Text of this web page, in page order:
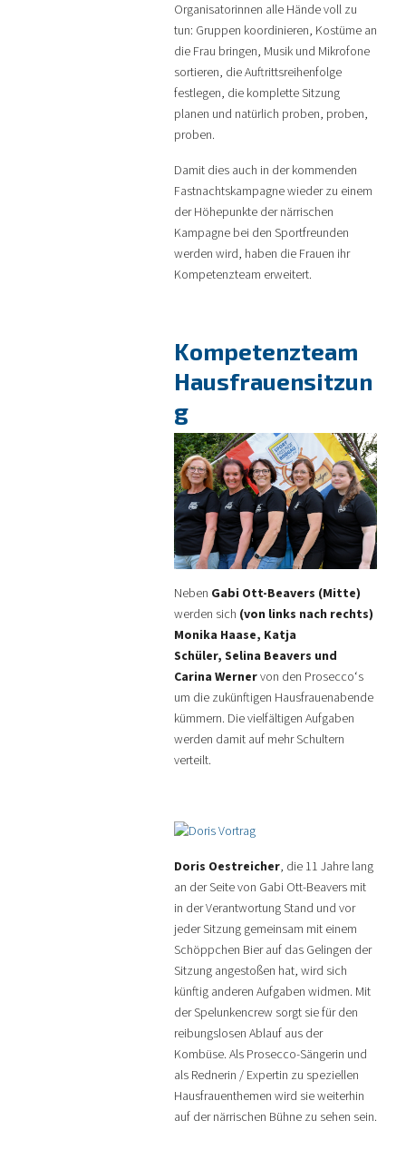
Organisatorinnen alle Hände voll zu
tun: Gruppen koordinieren, Kostüme an
die Frau bringen, Musik und Mikrofone
sortieren, die Auftrittsreihenfolge
festlegen, die komplette Sitzung
planen und natürlich proben, proben,
proben.
Damit dies auch in der kommenden
Fastnachtskampagne wieder zu einem
der Höhepunkte der närrischen
Kampagne bei den Sportfreunden
werden wird, haben die Frauen ihr
Kompetenzteam erweitert.
Kompetenzteam
Hausfrauensitzun
g
Neben Gabi Ott-Beavers (Mitte)
werden sich (von links nach rechts)
Monika Haase, Katja
Schüler, Selina Beavers und
Carina Wernervon den Prosecco‘s
um die zukünftigen Hausfrauenabende
kümmern. Die vielfältigen Aufgaben
werden damit auf mehr Schultern
verteilt.
Doris Oestreicher, die 11 Jahre lang
an der Seite von Gabi Ott-Beavers mit
in der Verantwortung Stand und vor
jeder Sitzung gemeinsam mit einem
Schöppchen Bier auf das Gelingen der
Sitzung angestoßen hat, wird sich
künftig anderen Aufgaben widmen. Mit
der Spelunkencrew sorgt sie für den
reibungslosen Ablauf aus der
Kombüse. Als Prosecco-Sängerin und
als Rednerin / Expertin zu speziellen
Hausfrauenthemen wird sie weiterhin
auf der närrischen Bühne zu sehen sein.